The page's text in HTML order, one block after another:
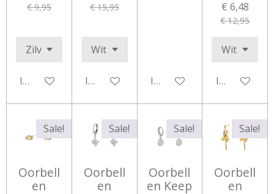
€ 9,95
In winkelwagen
€ 15,95
In winkelwagenIn winkelwagen
€ 6,48
€ 12,95
In
Sale!
Oorbell
en
Sale!
Oorbell
en
Sale!
Oorbell
en Keep
Sale!
Oorbell
en